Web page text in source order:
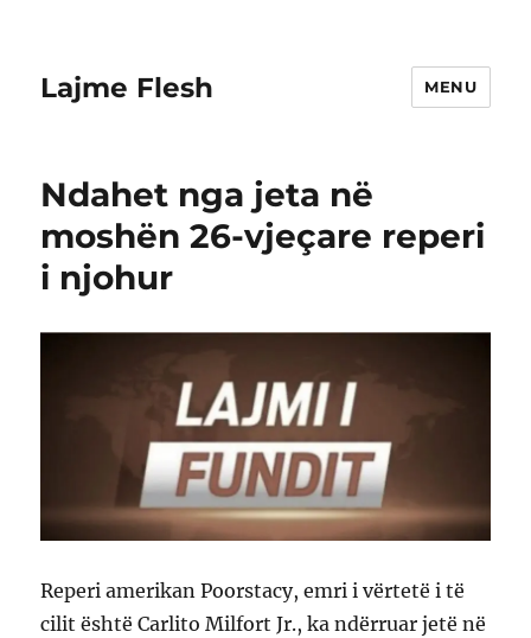
Lajme Flesh MENU
Ndahet nga jeta në
moshën 26-vjeçare reperi
i njohur
Reperi amerikan Poorstacy, emri i vërtetë i të
cilit është Carlito Milfort Jr., ka ndërruar jetë në